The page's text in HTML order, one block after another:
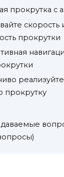
прокрутка с
скорость
прокрутки
реализуйте
прокрутку